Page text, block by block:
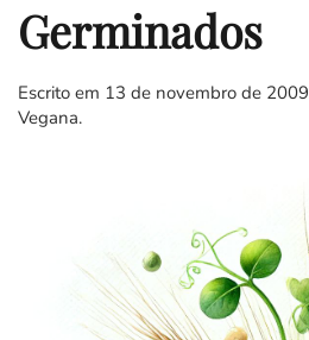
Germinados
Escrito em 13 de novembro de 2009
Vegana.